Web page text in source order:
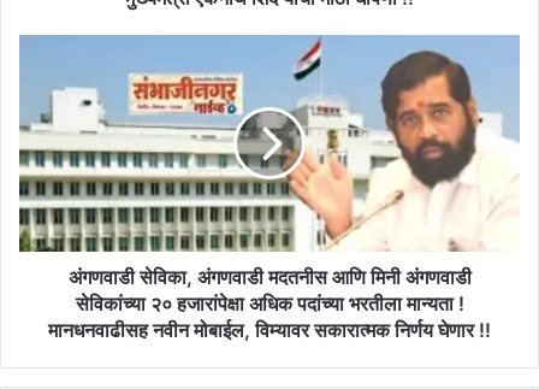
अंगणवाडी
मदतनीस
आणि
मिनी
अंगणवाडी
सेविकांच्या
२०
हजारांपेक्षा
पदांच्या
मान्यता
अंगणवाडी सेविका, अंगणवाडी मदतनीस आणि मिनी अंगणवाडी
सेविकांच्या २० हजारांपेक्षा अधिक पदांच्या भरतीला मान्यता !
मानधनवाढीसह नवीन मोबाईल, विम्यावर सकारात्मक निर्णय घेणार !!